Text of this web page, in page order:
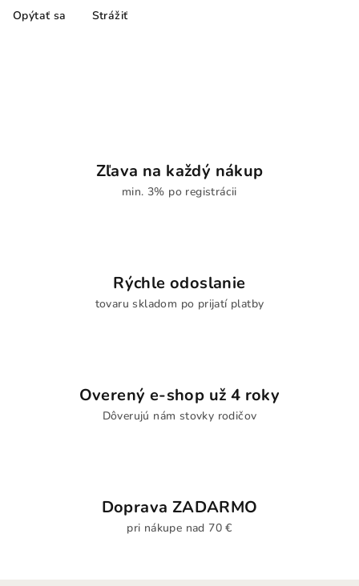
Opýtať sa Strážiť
Zľava na každý nákup
min. 3% po registrácii
Rýchle odoslanie
tovaru skladom po prijatí platby
Overený e-shop už 4 roky
Dôverujú nám stovky rodičov
Doprava ZADARMO
pri nákupe nad 70 €